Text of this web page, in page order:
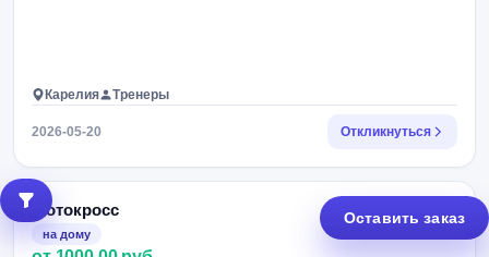
Карелия Тренеры
2026-05-20 Откликнуться
Мотокросс
на дому
Оставить заказ